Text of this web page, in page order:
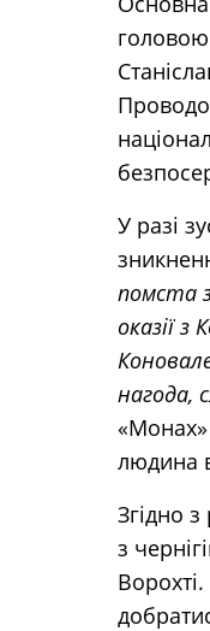
У разі
помста
оказії
нагода,
«Монах»
людина
Згідно
з